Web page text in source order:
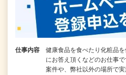
仕事内容
健康食品を食べたり化粧品
にお答え頂くなどのお仕事
案件や、弊社以外の場所で